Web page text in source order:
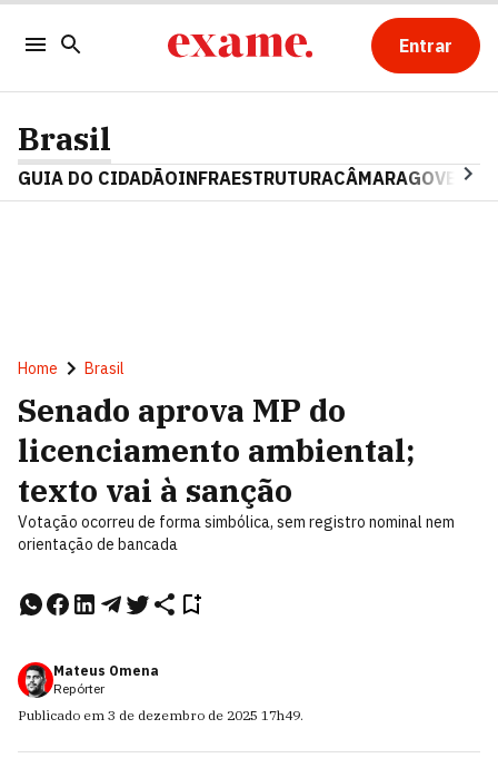
Entrar
Brasil
GUIA DO CIDADÃOINFRAESTRUTURACÂMARAGOVERNO
Home Brasil
Senado aprova MP do
licenciamento ambiental;
texto vai à sanção
Votação ocorreu de forma simbólica, sem registro nominal nem
orientação de bancada
Mateus Omena
Repórter
Publicado em 3 de dezembro de 2025 17h49.